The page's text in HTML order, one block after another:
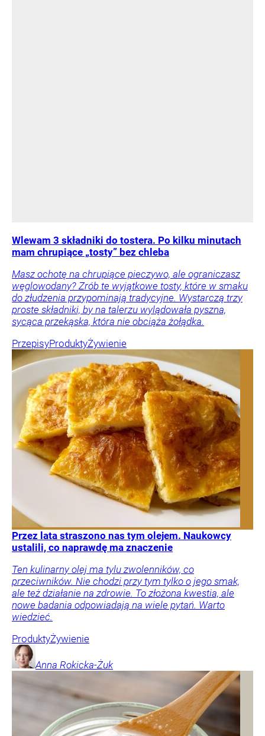
Wlewam 3 składniki do tostera. Po kilku minutach
mam chrupiące „tosty” bez chleba
Masz ochotę na chrupiące pieczywo, ale ograniczasz
węglowodany? Zrób te wyjątkowe tosty, które w smaku
do złudzenia przypominają tradycyjne. Wystarczą trzy
proste składniki, by na talerzu wylądowała pyszna,
sycąca przekąska, która nie obciąża żołądka.
PrzepisyProduktyŻywienie
Przez lata straszono nas tym olejem. Naukowcy
ustalili, co naprawdę ma znaczenie
Ten kulinarny olej ma tylu zwolenników, co
przeciwników. Nie chodzi przy tym tylko o jego smak,
ale też działanie na zdrowie. To złożona kwestia, ale
nowe badania odpowiadają na wiele pytań. Warto
wiedzieć.
ProduktyŻywienie
Anna Rokicka-Żuk